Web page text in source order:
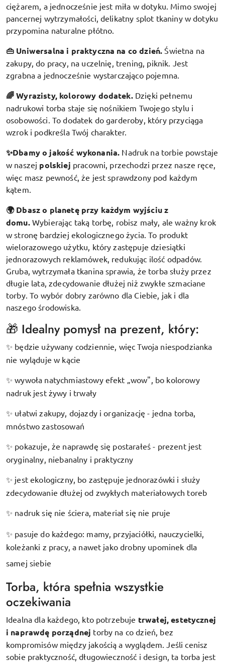
ciężarem, a jednocześnie jest miła w dotyku. Mimo swojej
pancernej wytrzymałości, delikatny splot tkaniny w dotyku
przypomina naturalne płótno.
👜 Uniwersalna i praktyczna na co dzień. Świetna na
zakupy, do pracy, na uczelnię, trening, piknik. Jest
zgrabna a jednocześnie wystarczająco pojemna.
🌈 Wyrazisty, kolorowy dodatek. Dzięki pełnemu
nadrukowi torba staje się nośnikiem Twojego stylu i
osobowości. To dodatek do garderoby, który przyciąga
wzrok i podkreśla Twój charakter.
✨Dbamy o jakość wykonania. Nadruk na torbie powstaje
w naszej polskiej pracowni, przechodzi przez nasze ręce,
więc masz pewność, że jest sprawdzony pod każdym
kątem.
🌍 Dbasz o planetę przy każdym wyjściu z
domu. Wybierając taką torbę, robisz mały, ale ważny krok
w stronę bardziej ekologicznego życia. To produkt
wielorazowego użytku, który zastępuje dziesiątki
jednorazowych reklamówek, redukując ilość odpadów.
Gruba, wytrzymała tkanina sprawia, że torba służy przez
długie lata, zdecydowanie dłużej niż zwykłe szmaciane
torby. To wybór dobry zarówno dla Ciebie, jak i dla
naszego środowiska.
🎁 Idealny pomysł na prezent, który:
✨ będzie używany codziennie, więc Twoja niespodzianka
nie wyląduje w kącie
✨ wywoła natychmiastowy efekt „wow", bo kolorowy
nadruk jest żywy i trwały
✨ ułatwi zakupy, dojazdy i organizację - jedna torba,
mnóstwo zastosowań
✨ pokazuje, że naprawdę się postarałeś - prezent jest
oryginalny, niebanalny i praktyczny
✨ jest ekologiczny, bo zastępuje jednorazówki i służy
zdecydowanie dłużej od zwykłych materiałowych toreb
✨ nadruk się nie ściera, materiał się nie pruje
✨ pasuje do każdego: mamy, przyjaciółki, nauczycielki,
koleżanki z pracy, a nawet jako drobny upominek dla
samej siebie
Torba, która spełnia wszystkie
oczekiwania
Idealna dla każdego, kto potrzebuje trwałej, estetycznej
i naprawdę porządnej torby na co dzień, bez
kompromisów między jakością a wyglądem. Jeśli cenisz
sobie praktyczność, długowieczność i design, ta torba jest